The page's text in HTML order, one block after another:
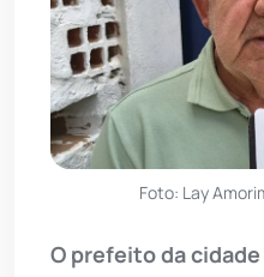
Foto: Lay
O prefeito da cidade